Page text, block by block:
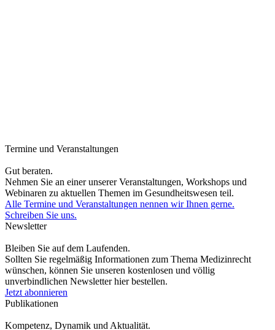
Termine und Veranstaltungen
Gut beraten.
Nehmen Sie an einer unserer Veranstaltungen, Workshops und
Webinaren zu aktuellen Themen im Gesundheitswesen teil.
Alle Termine und Veranstaltungen nennen wir Ihnen gerne.
Schreiben Sie uns.
Newsletter
Bleiben Sie auf dem Laufenden.
Sollten Sie regelmäßig Informationen zum Thema Medizinrecht
wünschen, können Sie unseren kostenlosen und völlig
unverbindlichen Newsletter hier bestellen.
Jetzt abonnieren
Publikationen
Kompetenz, Dynamik und Aktualität.